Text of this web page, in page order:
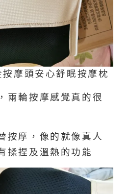
摩頭安心舒眠按摩枕
兩輪按摩感覺真的很
按摩，像的就像真人
揉捏及溫熱的功能